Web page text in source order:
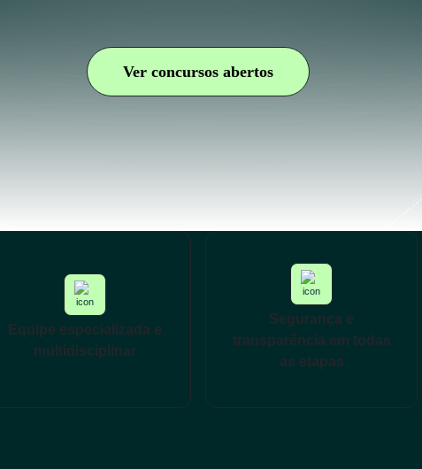
Ver concursos abertos
Equipe especializada e
multidisciplinar
Segurança e
transparência em todas
as etapas